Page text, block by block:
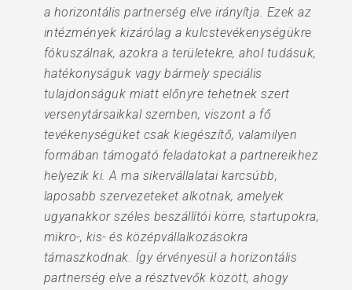
a horizontális partnerség elve irányítja. Ezek az
intézmények kizárólag a kulcstevékenységükre
fókuszálnak, azokra a területekre, ahol tudásuk,
hatékonyságuk vagy bármely speciális
tulajdonságuk miatt előnyre tehetnek szert
versenytársaikkal szemben, viszont a fő
tevékenységüket csak kiegészítő, valamilyen
formában támogató feladatokat a partnereikhez
helyezik ki. A ma sikervállalatai karcsúbb,
laposabb szervezeteket alkotnak, amelyek
ugyanakkor széles beszállítói körre, startupokra,
mikro-, kis- és középvállalkozásokra
támaszkodnak. Így érvényesül a horizontális
partnerség elve a résztvevők között, ahogy